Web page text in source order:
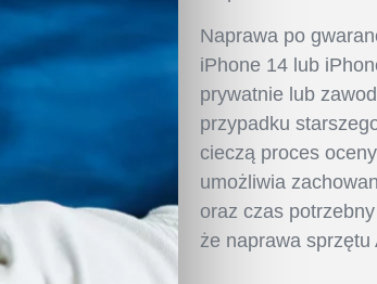
Naprawa po
iPhone 14 lub
prywatnie lub
przypadku
cieczą proces
umożliwia
oraz czas
że naprawa